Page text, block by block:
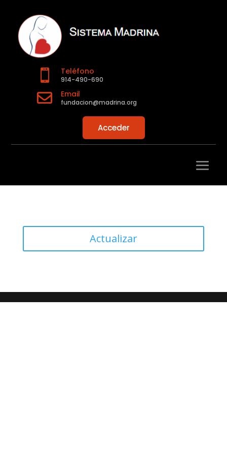
 Teléfono
914-490-690
 Email
fundacion@madrina.org
Acceder
Actualizar